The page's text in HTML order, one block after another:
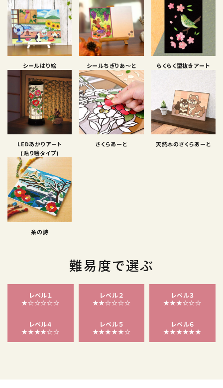
シールはり絵 シールちぎりあ〜と らくらく型抜きアート
LEDあかりアート
(貼り絵タイプ)
さくらあーと 天然木のさくらあーと
糸の詩
難易度で選ぶ
レベル１
★☆☆☆☆☆
レベル２
★★☆☆☆☆
レベル３
★★★☆☆☆
レベル４
★★★★☆☆
レベル５
★★★★★☆
レベル６
★★★★★★